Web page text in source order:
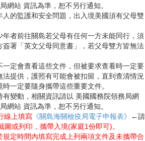
網站 資訊為準，恕不另行通知。
人的監護和安全問題，出入境美國須有父母雙
年者前往關島若父母有任何一方未能同行，須
簽署「英文父母同意書」，若父母雙方皆無法
一定會查看這些文件，但被要求查看時一定要
法提供，護照有可能會被扣留，直到查清情況
一定要隨身攜帶這些重要文件。
有變動，相關資訊請以 美國國務院領務局網
網站 資訊為準，恕不另行通知。
線上填寫 《關島海關檢疫局電子申報表》
←請
圖或列印，攜帶入境(家庭1份即可)。
規定時間內填寫完成上列兩項文件及未攜帶合